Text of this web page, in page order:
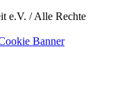
e.V. / Alle Rechte
Banner